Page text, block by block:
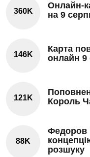
360K
Онлайн-
на 9
146K
Карта
онлайн 9
121K
Король
88K
Федоров
розшуку